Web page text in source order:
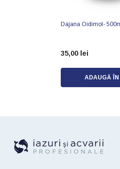
Dajana Oidimol-
35,00 lei
ADAUGĂ ÎN